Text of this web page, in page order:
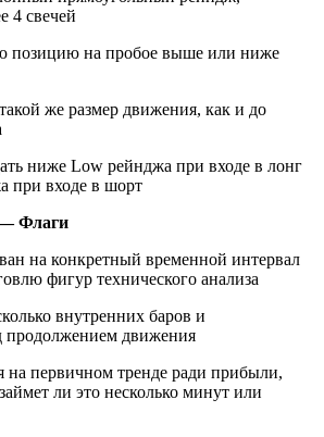
4 свечей
позицию на пробое выше или ниже
же размер движения, как и до
ниже Low рейнджа при входе в лонг
при входе в шорт
Флаги
на конкретный временной интервал
фигур технического анализа
внутренних баров и
продолжением движения
первичном тренде ради прибыли,
ли это несколько минут или